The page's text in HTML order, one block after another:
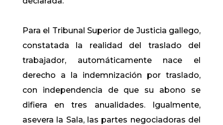
Para el Tribunal Superior de Justicia gallego,
constatada la realidad del traslado del
trabajador, automáticamente nace el
derecho a la indemnización por traslado,
con independencia de que su abono se
difiera en tres anualidades. Igualmente,
asevera la Sala, las partes negociadoras del